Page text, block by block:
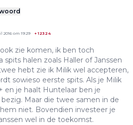
2016 om 19:29 +12324
zie komen, ik ben toch
spits halen zoals Haller of Janssen
hebt zie ik Milik wel accepteren,
sowieso eerste spits. Als je Milik
en je haalt Huntelaar ben je
Maar die twee samen in de
niet. Bovendien investeer je
wel in de toekomst.